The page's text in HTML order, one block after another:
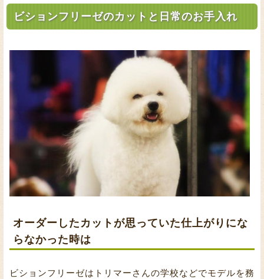
ビションフリーゼのカットと日常のお手入れ
オーダーしたカットが思っていた仕上がりにな
らなかった時は
ビションフリーゼはトリマーさんの学校などでモデルを務